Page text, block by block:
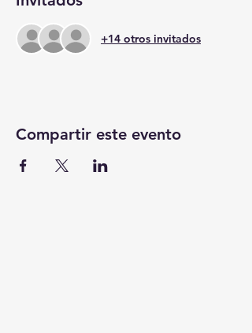
+14 otros invitados
Compartir este evento